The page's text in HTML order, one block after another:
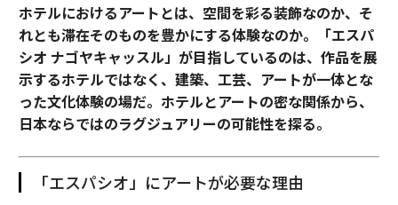
ホテルにおけるアートとは、空間を彩る装飾なのか、そ
れとも滞在そのものを豊かにする体験なのか。「エスパ
シオ ナゴヤキャッスル」が目指しているのは、作品を展
示するホテルではなく、建築、工芸、アートが一体とな
った文化体験の場だ。ホテルとアートの密な関係から、
日本ならではのラグジュアリーの可能性を探る。
「エスパシオ」にアートが必要な理由